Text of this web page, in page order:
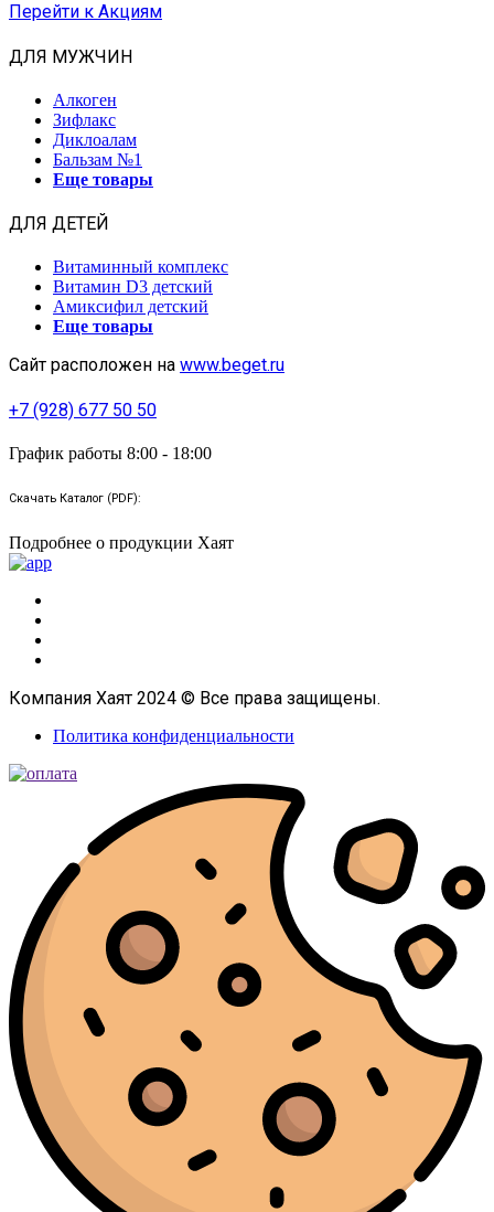
Перейти к Акциям
ДЛЯ МУЖЧИН
Алкоген
Зифлакс
Диклоалам
Бальзам №1
Еще товары
ДЛЯ ДЕТЕЙ
Витаминный комплекс
Витамин D3 детский
Амиксифил детский
Еще товары
Сайт расположен на www.beget.ru
+7 (928) 677 50 50
График работы 8:00 - 18:00
Скачать Каталог (PDF):
Подробнее о продукции Хаят
Компания Хаят 2024 © Все права защищены.
Политика конфиденциальности